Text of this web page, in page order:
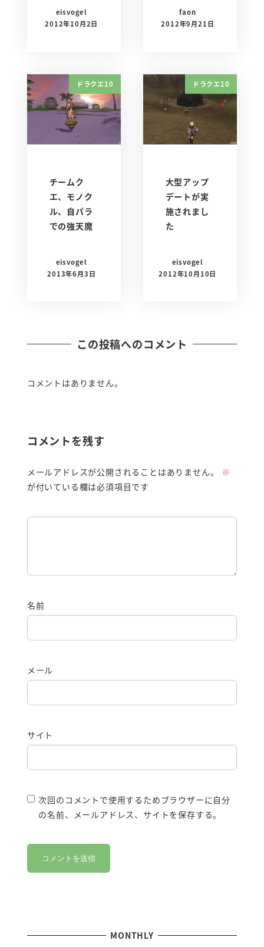
eisvogel
2012年10月2日
faon
2012年9月21日
ドラクエ10
チームク
エ、モノク
ル、自パラ
での強天魔
eisvogel
2013年6月3日
ドラクエ10
大型アップ
デートが実
施されまし
た
eisvogel
2012年10月10日
この投稿へのコメント
コメントはありません。
コメントを残す
メールアドレスが公開されることはありません。
※
が付いている欄は必須項目です
名前
メール
サイト
次回のコメントで使用するためブラウザーに自分
の名前、メールアドレス、サイトを保存する。
MONTHLY